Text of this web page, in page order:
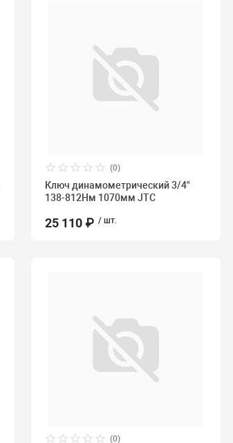
(0)
Ключ динамометрический 3/4"
138-812Нм 1070мм JTC
25 110 ₽ / шт.
(0)